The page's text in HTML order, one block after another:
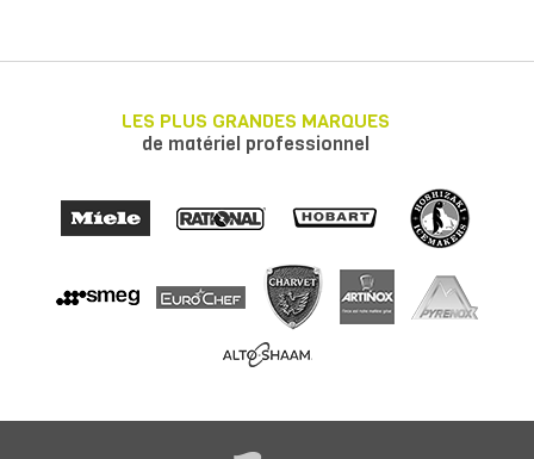
LES PLUS GRANDES MARQUES
de matériel professionnel